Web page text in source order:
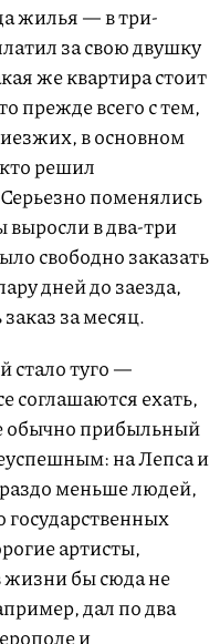
жилья — в три-
за свою двушку
же квартира стоит
прежде всего с тем,
в основном
решил
поменялись
выросли в два-три
свободно заказать
дней до заезда,
за месяц.
стало туго —
соглашаются ехать,
обычно прибыльный
на Лепса и
меньше людей,
артисты,
жизни бы сюда не
дал по два
и